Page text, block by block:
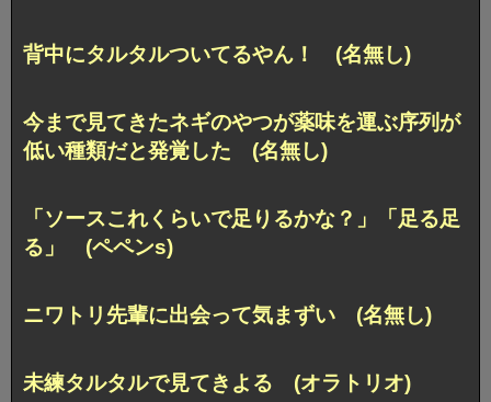
背中にタルタルついてるやん！ (名無し)
今まで見てきたネギのやつが薬味を運ぶ序列が
低い種類だと発覚した (名無し)
「ソースこれくらいで足りるかな？」「足る足
る」 (ペペンs)
ニワトリ先輩に出会って気まずい (名無し)
未練タルタルで見てきよる (オラトリオ)